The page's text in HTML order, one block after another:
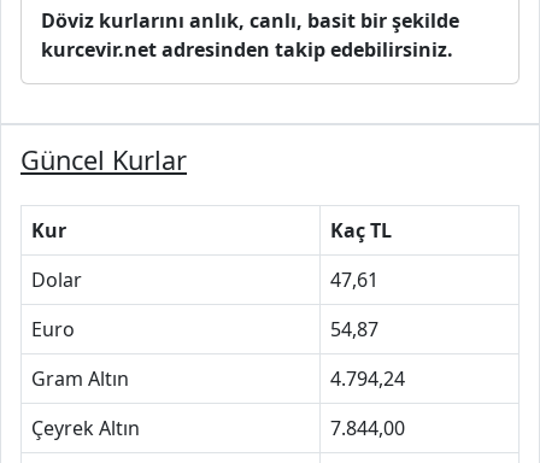
Döviz kurlarını anlık, canlı, basit bir şekilde
kurcevir.net adresinden takip edebilirsiniz.
Güncel Kurlar
Kur
Kaç TL
Dolar
47,61
Euro
54,87
Gram Altın
4.794,24
Çeyrek Altın
7.844,00